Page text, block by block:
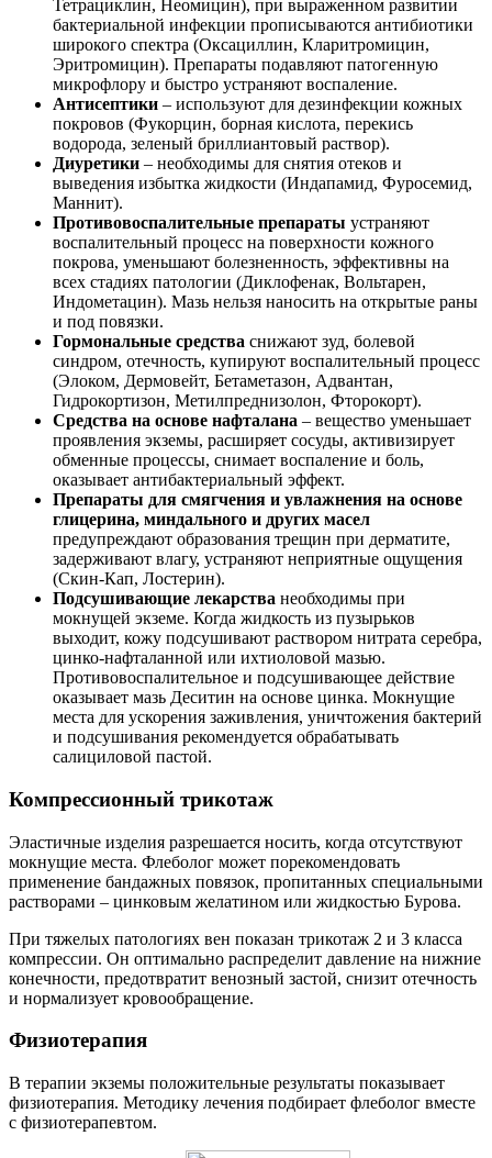
Тетрациклин, Неомицин), при выраженном развитии
бактериальной инфекции прописываются антибиотики
широкого спектра (Оксациллин, Кларитромицин,
Эритромицин). Препараты подавляют патогенную
микрофлору и быстро устраняют воспаление.
Антисептики – используют для дезинфекции кожных
покровов (Фукорцин, борная кислота, перекись
водорода, зеленый бриллиантовый раствор).
Диуретики – необходимы для снятия отеков и
выведения избытка жидкости (Индапамид, Фуросемид,
Маннит).
Противовоспалительные препараты устраняют
воспалительный процесс на поверхности кожного
покрова, уменьшают болезненность, эффективны на
всех стадиях патологии (Диклофенак, Вольтарен,
Индометацин). Мазь нельзя наносить на открытые раны
и под повязки.
Гормональные средства снижают зуд, болевой
синдром, отечность, купируют воспалительный процесс
(Элоком, Дермовейт, Бетаметазон, Адвантан,
Гидрокортизон, Метилпреднизолон, Фторокорт).
Средства на основе нафталана – вещество уменьшает
проявления экземы, расширяет сосуды, активизирует
обменные процессы, снимает воспаление и боль,
оказывает антибактериальный эффект.
Препараты для смягчения и увлажнения на основе
глицерина, миндального и других масел
предупреждают образования трещин при дерматите,
задерживают влагу, устраняют неприятные ощущения
(Скин-Кап, Лостерин).
Подсушивающие лекарства необходимы при
мокнущей экземе. Когда жидкость из пузырьков
выходит, кожу подсушивают раствором нитрата серебра,
цинко-нафталанной или ихтиоловой мазью.
Противовоспалительное и подсушивающее действие
оказывает мазь Деситин на основе цинка. Мокнущие
места для ускорения заживления, уничтожения бактерий
и подсушивания рекомендуется обрабатывать
салициловой пастой.
Компрессионный трикотаж
Эластичные изделия разрешается носить, когда отсутствуют
мокнущие места. Флеболог может порекомендовать
применение бандажных повязок, пропитанных специальными
растворами – цинковым желатином или жидкостью Бурова.
При тяжелых патологиях вен показан трикотаж 2 и 3 класса
компрессии. Он оптимально распределит давление на нижние
конечности, предотвратит венозный застой, снизит отечность
и нормализует кровообращение.
Физиотерапия
В терапии экземы положительные результаты показывает
физиотерапия. Методику лечения подбирает флеболог вместе
с физиотерапевтом.